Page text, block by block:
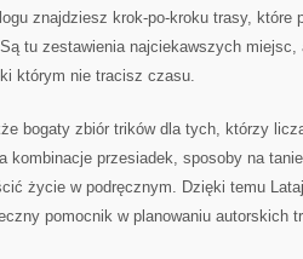
znajdziesz krok-po-kroku trasy, które
tu zestawienia najciekawszych
którym nie tracisz czasu.
bogaty zbiór trików dla tych, którzy
kombinacje przesiadek, sposoby na
życie w podręcznym. Dzięki temu
pomocnik w planowaniu autorskich